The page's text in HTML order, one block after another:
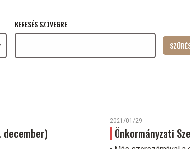
KERESÉS SZÖVEGRE
december)
2021/01/29
Önkormányzati